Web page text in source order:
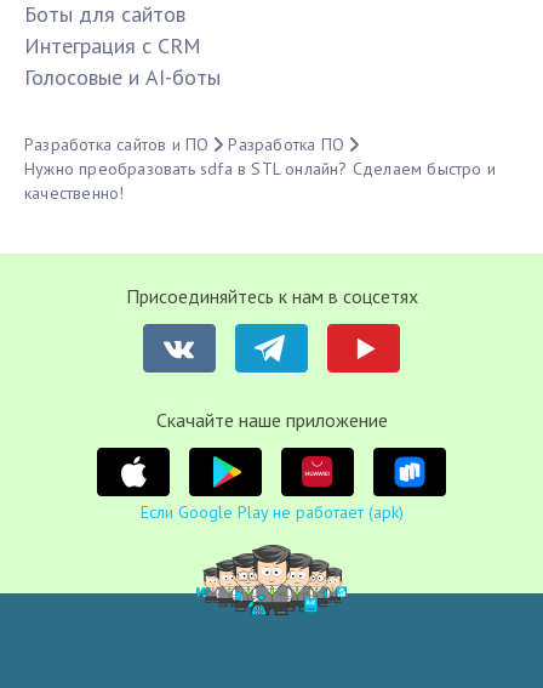
Боты для сайтов
Интеграция с CRM
Голосовые и AI-боты
Разработка сайтов и ПО
Разработка ПО
Нужно преобразовать sdfa в STL онлайн? Сделаем быстро и
качественно!
Присоединяйтесь к нам в соцсетях
Cкачайте наше приложение
Если Google Play не работает (apk)